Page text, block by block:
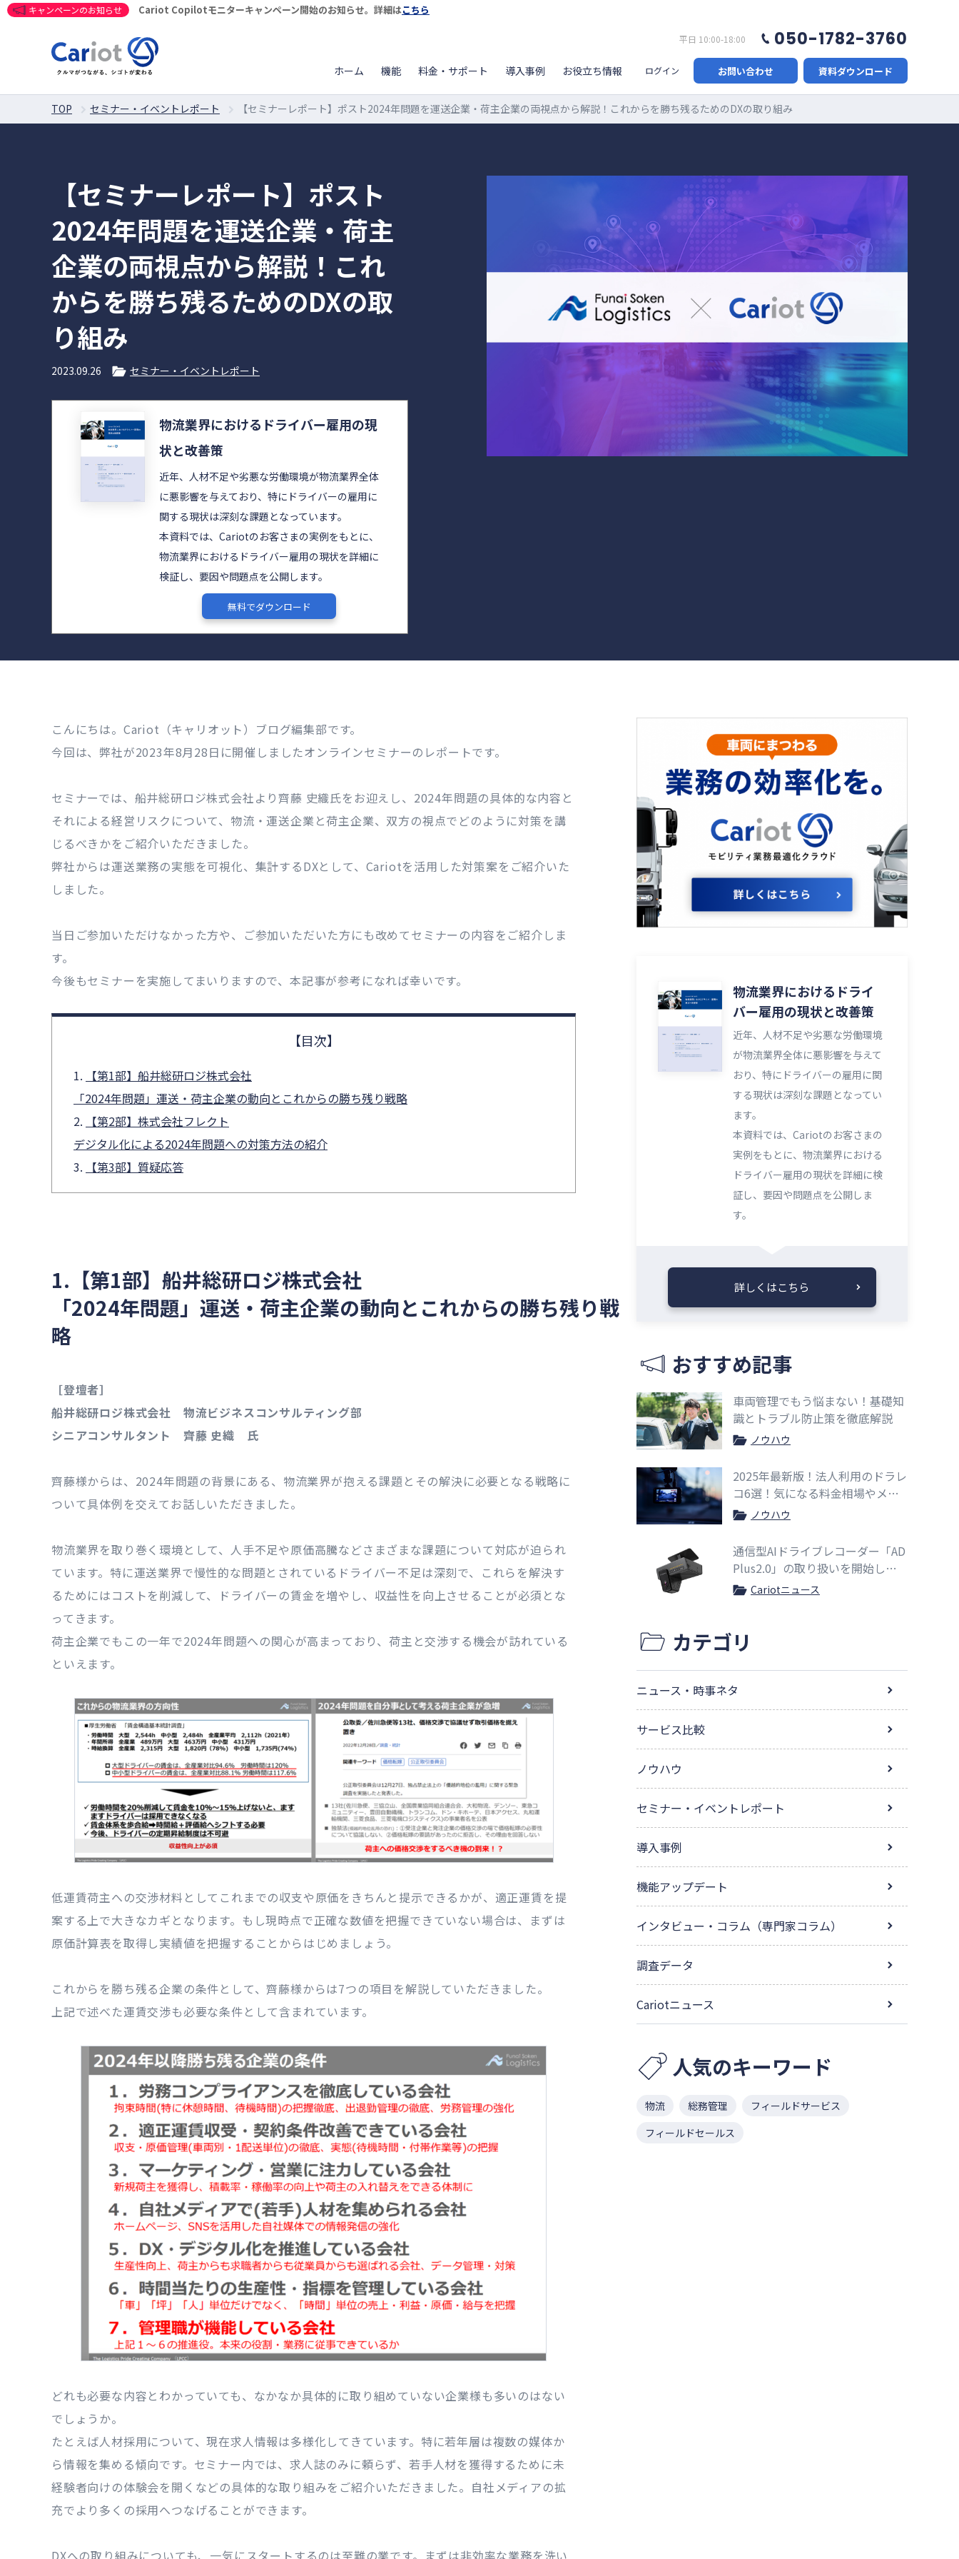
キャンペーンのお知らせ Cariot Copilotモニターキャンペーン開始のお知らせ。詳細はこちら
ホーム 機能 料金・サポート 導入事例 お役立ち情報
平日 10:00-18:00 050-1782-3760
ログイン お問い合わせ 資料ダウンロード
TOP セミナー・イベントレポート 【セミナーレポート】ポスト2024年問題を運送企業・荷主企業の両視点から解説！これからを勝ち残るためのDXの取り組み
【セミナーレポート】ポスト
2024年問題を運送企業・荷主
企業の両視点から解説！これ
からを勝ち残るためのDXの取
り組み
2023.09.26 セミナー・イベントレポート
物流業界におけるドライバー雇用の現
状と改善策
近年、人材不足や劣悪な労働環境が物流業界全体
に悪影響を与えており、特にドライバーの雇用に
関する現状は深刻な課題となっています。
本資料では、Cariotのお客さまの実例をもとに、
物流業界におけるドライバー雇用の現状を詳細に
検証し、要因や問題点を公開します。
無料でダウンロード
こんにちは。Cariot（キャリオット）ブログ編集部です。
今回は、弊社が2023年8月28日に開催しましたオンラインセミナーのレポートです。
セミナーでは、船井総研ロジ株式会社より齊藤 史織氏をお迎えし、2024年問題の具体的な内容と
それによる経営リスクについて、物流・運送企業と荷主企業、双方の視点でどのように対策を講
じるべきかをご紹介いただきました。
弊社からは運送業務の実態を可視化、集計するDXとして、Cariotを活用した対策案をご紹介いた
しました。
当日ご参加いただけなかった方や、ご参加いただいた方にも改めてセミナーの内容をご紹介しま
す。
今後もセミナーを実施してまいりますので、本記事が参考になれば幸いです。
【第1部】船井総研ロジ株式会社
「2024年問題」運送・荷主企業の動向とこれからの勝ち残り戦略
【第2部】株式会社フレクト
デジタル化による2024年問題への対策方法の紹介
【第3部】質疑応答
1.【第1部】船井総研ロジ株式会社
「2024年問題」運送・荷主企業の動向とこれからの勝ち残り戦
略
［登壇者］
船井総研ロジ株式会社 物流ビジネスコンサルティング部
シニアコンサルタント 齊藤 史織 氏
齊藤様からは、2024年問題の背景にある、物流業界が抱える課題とその解決に必要となる戦略に
ついて具体例を交えてお話しいただきました。
物流業界を取り巻く環境として、人手不足や原価高騰などさまざまな課題について対応が迫られ
ています。特に運送業界で慢性的な問題とされているドライバー不足は深刻で、これらを解決す
るためにはコストを削減して、ドライバーの賃金を増やし、収益性を向上させることが必須とな
ってきます。
荷主企業でもこの一年で2024年問題への関心が高まっており、荷主と交渉する機会が訪れている
といえます。
低運賃荷主への交渉材料としてこれまでの収支や原価をきちんと提示できるかが、適正運賃を提
案する上で大きなカギとなります。もし現時点で正確な数値を把握できていない場合は、まずは
原価計算表を取得し実績値を把握することからはじめましょう。
これからを勝ち残る企業の条件として、齊藤様からは7つの項目を解説していただきました。
上記で述べた運賃交渉も必要な条件として含まれています。
どれも必要な内容とわかっていても、なかなか具体的に取り組めていない企業様も多いのはない
でしょうか。
たとえば人材採用について、現在求人情報は多様化してきています。特に若年層は複数の媒体か
ら情報を集める傾向です。セミナー内では、求人誌のみに頼らず、若手人材を獲得するために未
経験者向けの体験会を開くなどの具体的な取り組みをご紹介いただきました。自社メディアの拡
充でより多くの採用へつなげることができます。
DXへの取り組みについても、一気にスタートするのは至難の業です。まずは非効率な業務を洗い
物流業界におけるドライ
バー雇用の現状と改善策
近年、人材不足や劣悪な労働環境
が物流業界全体に悪影響を与えて
おり、特にドライバーの雇用に関
する現状は深刻な課題となってい
ます。
本資料では、Cariotのお客さまの
実例をもとに、物流業界における
ドライバー雇用の現状を詳細に検
証し、要因や問題点を公開しま
す。
詳しくはこちら
おすすめ記事
車両管理でもう悩まない！基礎知
識とトラブル防止策を徹底解説
ノウハウ
2025年最新版！法人利用のドラレ
コ6選！気になる料金相場やメリ
ットも紹介
ノウハウ
通信型AIドライブレコーダー「AD
Plus2.0」の取り扱いを開始しま
したCariotニュース
カテゴリ
ニュース・時事ネタ
サービス比較
ノウハウ
セミナー・イベントレポート
導入事例
機能アップデート
インタビュー・コラム（専門家コラム）
調査データ
Cariotニュース
人気のキーワード
物流 総務管理
フィールドサービス
フィールドセールス